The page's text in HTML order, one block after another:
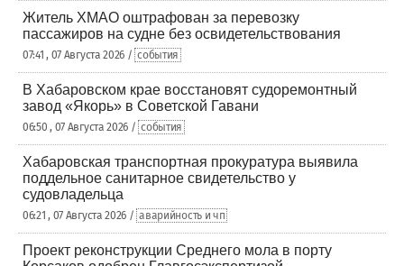
Житель ХМАО оштрафован за перевозку
пассажиров на судне без освидетельствования
07:41 , 07 Августа 2026 / события
В Хабаровском крае восстановят судоремонтный
завод «Якорь» в Советской Гавани
06:50 , 07 Августа 2026 / события
Хабаровская транспортная прокуратура выявила
поддельное санитарное свидетельство у
судовладельца
06:21 , 07 Августа 2026 / аварийность и чп
Проект реконструкции Среднего мола в порту